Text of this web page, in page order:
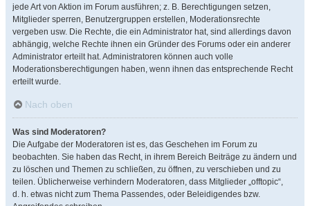
jede Art von Aktion im Forum ausführen; z. B. Berechtigungen setzen,
Mitglieder sperren, Benutzergruppen erstellen, Moderationsrechte
vergeben usw. Die Rechte, die ein Administrator hat, sind allerdings davon
abhängig, welche Rechte ihnen ein Gründer des Forums oder ein anderer
Administrator erteilt hat. Administratoren können auch volle
Moderationsberechtigungen haben, wenn ihnen das entsprechende Recht
erteilt wurde.
Nach oben
Was sind Moderatoren?
Die Aufgabe der Moderatoren ist es, das Geschehen im Forum zu
beobachten. Sie haben das Recht, in ihrem Bereich Beiträge zu ändern und
zu löschen und Themen zu schließen, zu öffnen, zu verschieben und zu
teilen. Üblicherweise verhindern Moderatoren, dass Mitglieder „offtopic“,
d. h. etwas nicht zum Thema Passendes, oder Beleidigendes bzw.